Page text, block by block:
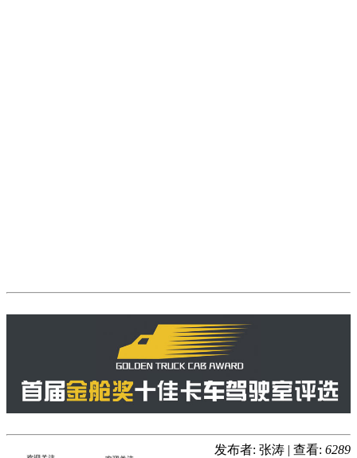
发布者: 张涛 | 查看: 6289